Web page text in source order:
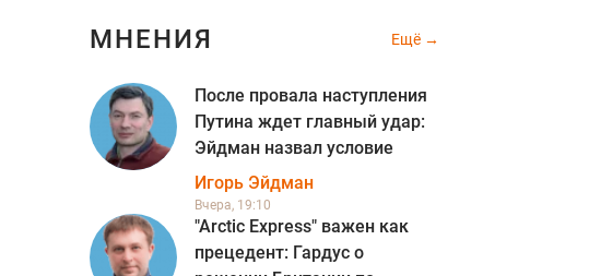
МНЕНИЯ Ещё
После провала наступления
Путина ждет главный удар:
Эйдман назвал условие
Игорь Эйдман
Вчера, 19:10
"Arctic Express" важен как
прецедент: Гардус о